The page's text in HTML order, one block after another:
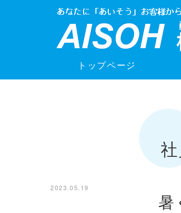
トップページ
2023.05.19
暑